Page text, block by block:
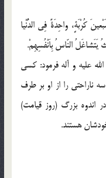
كُرْبَةٍ، واحِدَةً فِى الدُّنْيا
يَتَشاغَلُ النّاسُ بِاَنْفُسِهِمْ.
الله عليه و آله فرمود: كسى
ناراحتى را از او بر طرف
اندوه بزرگ (روز قيامت)
هستند.